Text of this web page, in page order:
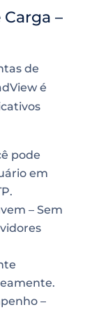
–
de
é
pode
em
– Sem
–